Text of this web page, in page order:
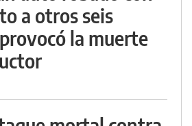
a otros seis
la muerte